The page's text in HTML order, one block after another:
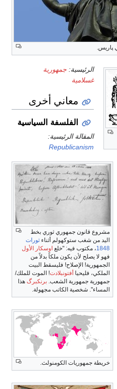
پاريس.
مشروع قانون جمهوري ثوري بخط
اليد من شغب ستوكهولم أثناء ثورات
1848، مكتوب فيه: "خلع اوسكار الأول
فهو لا يصلح لأن يكون ملكاً بدلاً من
الجمهورية! الإصلاح! فليسقط البيت
الملكي، فليحيا أفتونبلادت! الموت للملك/
جمهورية جمهورية الشعب. برنكبرگ هذا
المساء". شخصية الكاتب مجهولة.
خريطة جمهوريات الكومنولث.
الرئيسية: جمهورية
غسلامية
معاني أخرى
الفلسفة السياسية
المقالة الرئيسية:
Republicanism